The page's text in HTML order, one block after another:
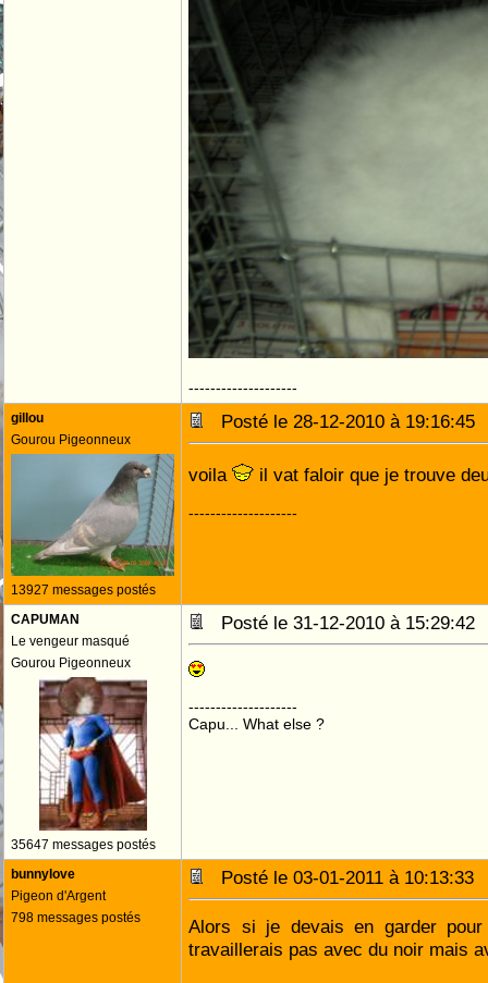
--------------------
gillou
Gourou Pigeonneux
13927 messages postés
Posté le 28-12-2010 à
voila il vat faloir que je trouve
--------------------
CAPUMAN
Le vengeur masqué
Gourou Pigeonneux
35647 messages postés
Posté le 31-12-2010 à
--------------------
Capu... What else ?
bunnylove
Pigeon d'Argent
798 messages postés
Posté le 03-01-2011 à
Alors si je devais en garder
travaillerais pas avec du noir mais